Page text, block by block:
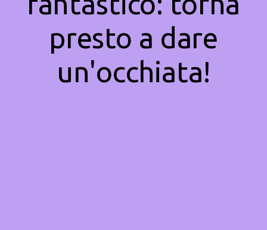
presto a dare
un'occhiata!